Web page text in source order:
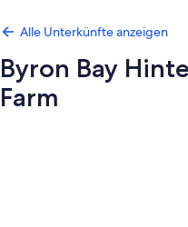
Alle Unterkünfte anzeigen
Byron Bay
Farm